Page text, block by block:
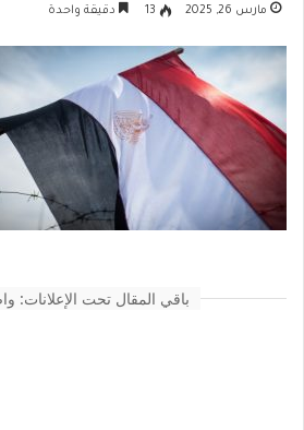
مارس 26, 2025 13 دقيقة واحدة
باقي المقال تحت الإعلانات: